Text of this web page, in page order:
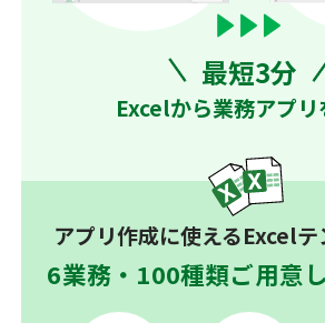
最短3分
Excelから業務アプリ
アプリ作成に使えるExcelテ
6業務・100種類ご用意